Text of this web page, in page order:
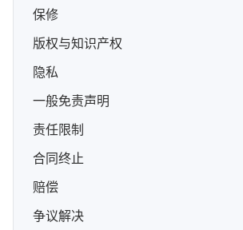
保修
版权与知识产权
隐私
一般免责声明
责任限制
合同终止
赔偿
争议解决